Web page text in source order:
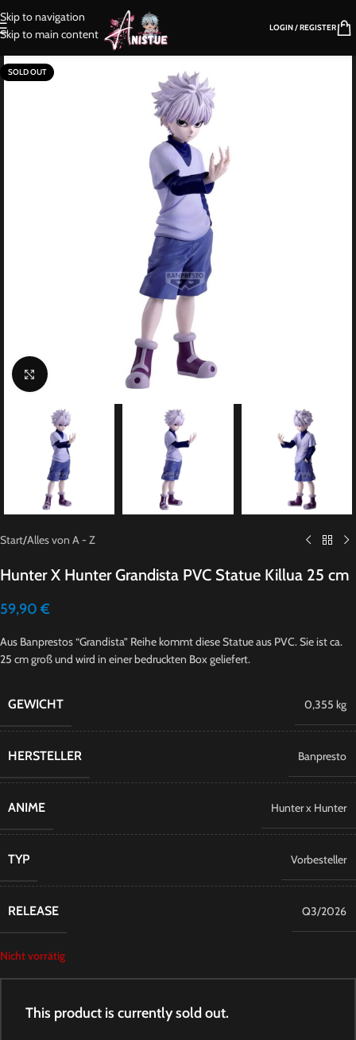
Skip to navigation
Skip to main content
LOGIN / REGISTER
SOLD OUT
Click to enlarge
Start/Alles von A - Z
Hunter X Hunter Grandista PVC Statue Killua 25 cm
59,90 €
Aus Banprestos “Grandista” Reihe kommt diese Statue aus PVC. Sie ist ca.
25 cm groß und wird in einer bedruckten Box geliefert.
GEWICHT 0,355 kg
HERSTELLER Banpresto
ANIME Hunter x Hunter
TYP Vorbesteller
RELEASE Q3/2026
Nicht vorrätig
This product is currently sold out.